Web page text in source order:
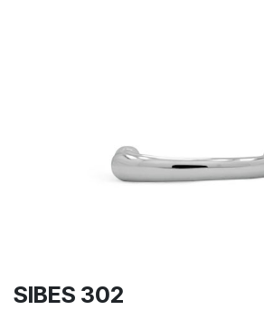
SIBES 302